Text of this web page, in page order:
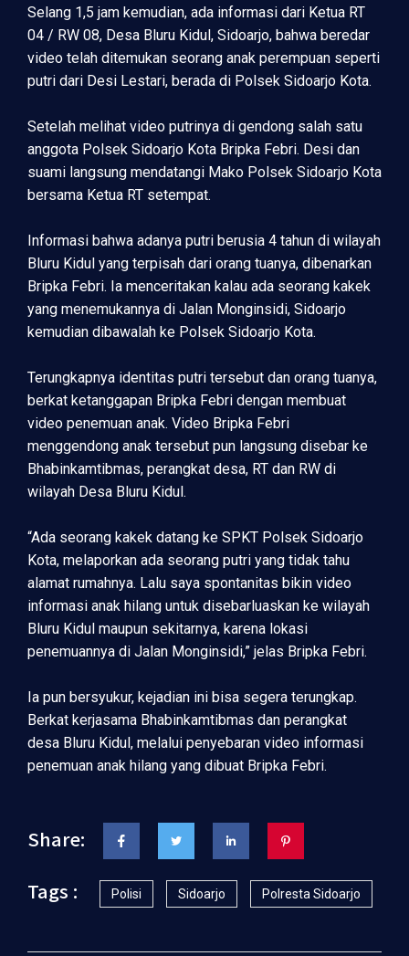
Selang 1,5 jam kemudian, ada informasi dari Ketua RT
04 / RW 08, Desa Bluru Kidul, Sidoarjo, bahwa beredar
video telah ditemukan seorang anak perempuan seperti
putri dari Desi Lestari, berada di Polsek Sidoarjo Kota.
Setelah melihat video putrinya di gendong salah satu
anggota Polsek Sidoarjo Kota Bripka Febri. Desi dan
suami langsung mendatangi Mako Polsek Sidoarjo Kota
bersama Ketua RT setempat.
Informasi bahwa adanya putri berusia 4 tahun di wilayah
Bluru Kidul yang terpisah dari orang tuanya, dibenarkan
Bripka Febri. Ia menceritakan kalau ada seorang kakek
yang menemukannya di Jalan Monginsidi, Sidoarjo
kemudian dibawalah ke Polsek Sidoarjo Kota.
Terungkapnya identitas putri tersebut dan orang tuanya,
berkat ketanggapan Bripka Febri dengan membuat
video penemuan anak. Video Bripka Febri
menggendong anak tersebut pun langsung disebar ke
Bhabinkamtibmas, perangkat desa, RT dan RW di
wilayah Desa Bluru Kidul.
“Ada seorang kakek datang ke SPKT Polsek Sidoarjo
Kota, melaporkan ada seorang putri yang tidak tahu
alamat rumahnya. Lalu saya spontanitas bikin video
informasi anak hilang untuk disebarluaskan ke wilayah
Bluru Kidul maupun sekitarnya, karena lokasi
penemuannya di Jalan Monginsidi,” jelas Bripka Febri.
Ia pun bersyukur, kejadian ini bisa segera terungkap.
Berkat kerjasama Bhabinkamtibmas dan perangkat
desa Bluru Kidul, melalui penyebaran video informasi
penemuan anak hilang yang dibuat Bripka Febri.
Share:
Tags :
Polisi Sidoarjo Polresta Sidoarjo